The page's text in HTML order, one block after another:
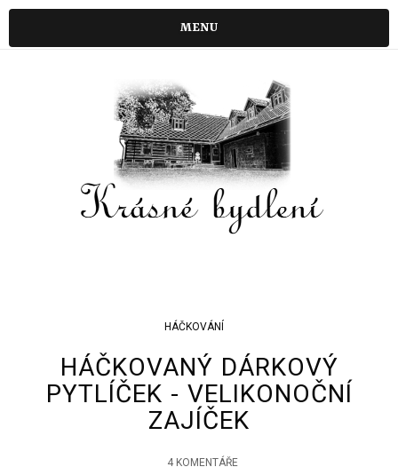
MENU
HÁČKOVÁNÍ
HÁČKOVANÝ DÁRKOVÝ
PYTLÍČEK - VELIKONOČNÍ
ZAJÍČEK
4 KOMENTÁŘE